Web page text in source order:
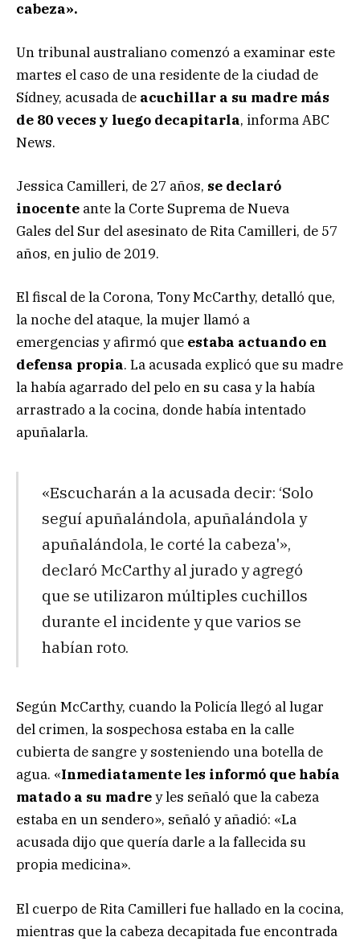
cabeza».
Un tribunal australiano comenzó a examinar este
martes el caso de una residente de la ciudad de
Sídney, acusada de acuchillar a su madre más
de 80 veces y luego decapitarla, informa ABC
News.
Jessica Camilleri, de 27 años, se declaró
inocente ante la Corte Suprema de Nueva
Gales del Sur del asesinato de Rita Camilleri, de 57
años, en julio de 2019.
El fiscal de la Corona, Tony McCarthy, detalló que,
la noche del ataque, la mujer llamó a
emergencias y afirmó que estaba actuando en
defensa propia. La acusada explicó que su madre
la había agarrado del pelo en su casa y la había
arrastrado a la cocina, donde había intentado
apuñalarla.
«Escucharán a la acusada decir: ‘Solo
seguí apuñalándola, apuñalándola y
apuñalándola, le corté la cabeza'»,
declaró McCarthy al jurado y agregó
que se utilizaron múltiples cuchillos
durante el incidente y que varios se
habían roto.
Según McCarthy, cuando la Policía llegó al lugar
del crimen, la sospechosa estaba en la calle
cubierta de sangre y sosteniendo una botella de
agua. «Inmediatamente les informó que había
matado a su madrey les señaló que la cabeza
estaba en un sendero», señaló y añadió: «La
acusada dijo que quería darle a la fallecida su
propia medicina».
El cuerpo de Rita Camilleri fue hallado en la cocina,
mientras que la cabeza decapitada fue encontrada